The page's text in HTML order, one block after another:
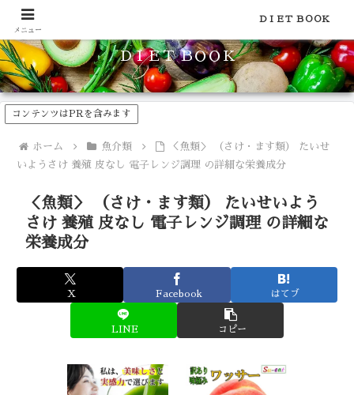
食品のカロリーや糖質などの栄養素がわかる！健康やダイエットに
ＤＩＥＴ ＢＯＯＫ
コンテンツはPRを含みます
ホーム 魚介類
＜魚類＞ （さけ・ます類） たいせ
いようさけ 養殖 皮なし 電子レンジ調理 の詳細な栄養成分
＜魚類＞ （さけ・ます類） たいせいよう
さけ 養殖 皮なし 電子レンジ調理 の詳細な
栄養成分
X Facebook はてブ
LINE コピー
メニュー
ＤＩＥＴ ＢＯＯＫ